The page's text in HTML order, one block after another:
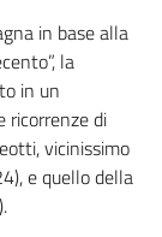
in base alla
la
in un
ricorrenze di
vicinissimo
e quello della